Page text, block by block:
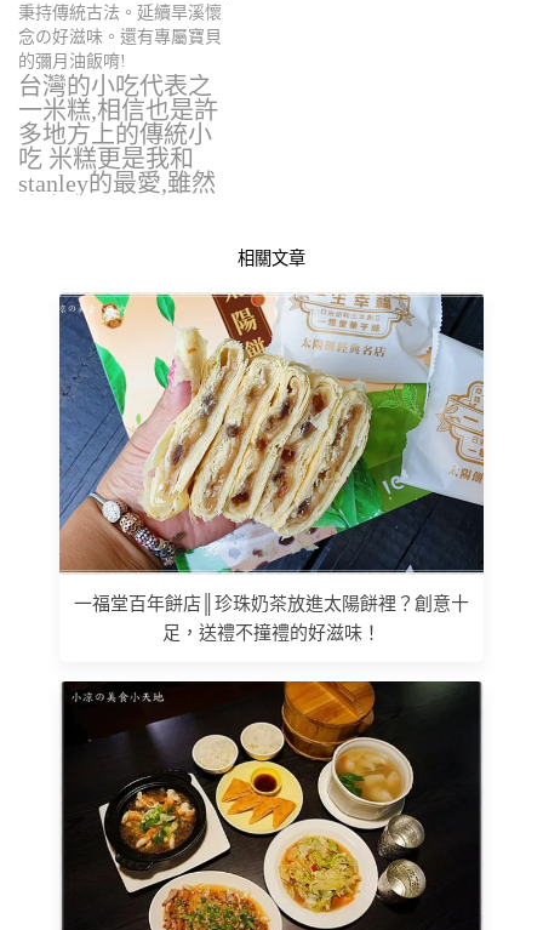
秉持傳統古法。延續旱溪懷
念の好滋味。還有專屬寶貝
的彌月油飯唷!
台灣的小吃代表之
一米糕,相信也是許
多地方上的傳統小
吃 米糕更是我和
stanley的最愛,雖然
相關文章
一福堂百年餅店║珍珠奶茶放進太陽餅裡？創意十
足，送禮不撞禮的好滋味！